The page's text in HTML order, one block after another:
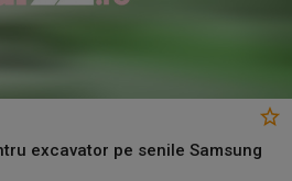
excavator pe senile Samsung